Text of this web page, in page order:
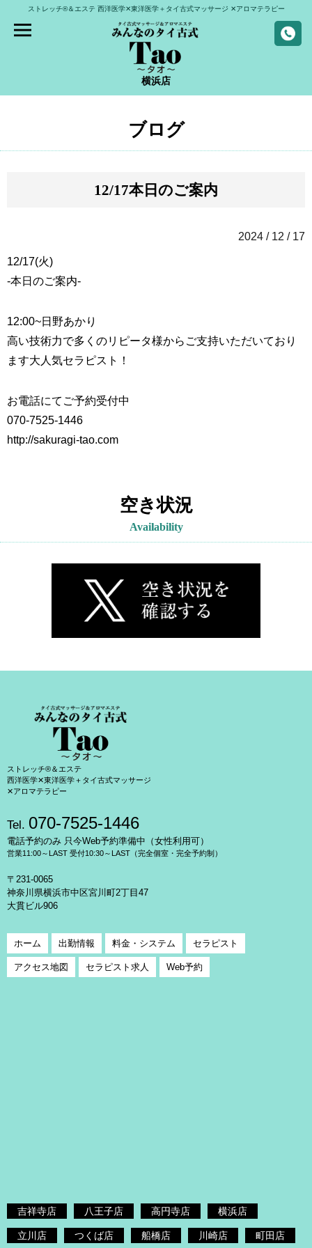
ストレッチ®＆エステ 西洋医学✕東洋医学＋タイ古式マッサージ ✕アロマテラピー
横浜店
ブログ
12/17本日のご案内
2024 / 12 / 17
12/17(火)
-本日のご案内-
12:00~日野あかり
高い技術力で多くのリピータ様からご支持いただいており
ます大人気セラピスト！
お電話にてご予約受付中
070-7525-1446
http://sakuragi-tao.com
空き状況
Availability
ストレッチ®＆エステ
西洋医学✕東洋医学＋タイ古式マッサージ
✕アロマテラピー
Tel. 070-7525-1446
電話予約のみ 只今Web予約準備中（女性利用可）
営業11:00～LAST 受付10:30～LAST（完全個室・完全予約制）
〒231-0065
神奈川県横浜市中区宮川町2丁目47
大貫ビル906
ホーム 出勤情報 料金・システム セラピスト
アクセス地図 セラピスト求人 Web予約
吉祥寺店 八王子店 高円寺店 横浜店
立川店 つくば店 船橋店 川崎店 町田店